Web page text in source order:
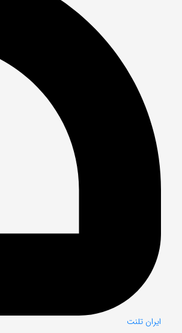
ایران تلنت